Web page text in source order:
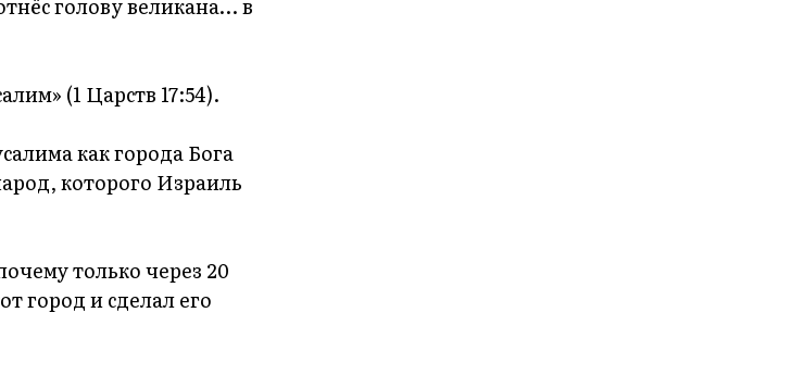
голову великана… в
(1 Царств 17:54).
как города Бога
которого Израиль
только через 20
город и сделал его